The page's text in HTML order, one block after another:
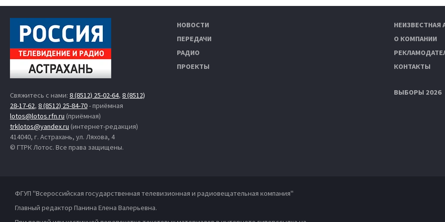
Свяжитесь с нами: 8 (8512) 25-02-64, 8 (8512)
28-17-62, 8 (8512) 25-84-70- приёмная
lotos@lotos.rfn.ru (приёмная)
trklotos@yandex.ru (интернет-редакция)
414040, г. Астрахань, ул. Ляхова, 4
© ГТРК Лотос. Все права защищены.
НОВОСТИ
ПЕРЕДАЧИ
РАДИО
ПРОЕКТЫ
НЕИЗВЕСТНАЯ
О КОМПАНИИ
КОНТАКТЫ
ВЫБОРЫ 2026
ФГУП "Всероссийская государственная телевизионная и радиовещательная компания"
Главный редактор Панина Елена Валерьевна.